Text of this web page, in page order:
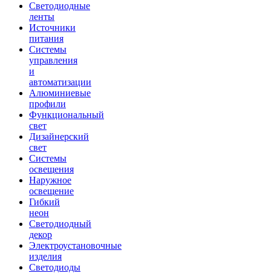
Светодиодные
ленты
Источники
питания
Системы
управления
и
автоматизации
Алюминиевые
профили
Функциональный
свет
Дизайнерский
свет
Системы
освещения
Наружное
освещение
Гибкий
неон
Светодиодный
декор
Электроустановочные
изделия
Светодиоды